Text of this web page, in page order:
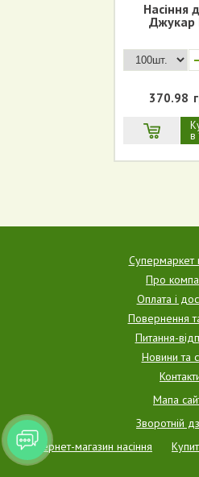
Насіння
Джукар
370.98
в
Супермаркет
Про
Оплата і
Повернення
Питання-
Новини та
Мапа
Зворотній
Інтернет-магазин насіння